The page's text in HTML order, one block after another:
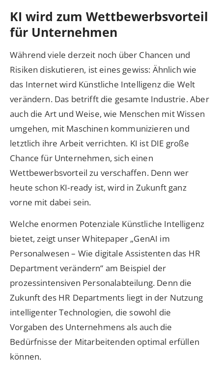
KI wird zum Wettbewerbsvorteil
für Unternehmen
Während viele derzeit noch über Chancen und
Risiken diskutieren, ist eines gewiss: Ähnlich wie
das Internet wird Künstliche Intelligenz die Welt
verändern. Das betrifft die gesamte Industrie. Aber
auch die Art und Weise, wie Menschen mit Wissen
umgehen, mit Maschinen kommunizieren und
letztlich ihre Arbeit verrichten. KI ist DIE große
Chance für Unternehmen, sich einen
Wettbewerbsvorteil zu verschaffen. Denn wer
heute schon KI-ready ist, wird in Zukunft ganz
vorne mit dabei sein.
Welche enormen Potenziale Künstliche Intelligenz
bietet, zeigt unser Whitepaper „GenAI im
Personalwesen – Wie digitale Assistenten das HR
Department verändern“ am Beispiel der
prozessintensiven Personalabteilung. Denn die
Zukunft des HR Departments liegt in der Nutzung
intelligenter Technologien, die sowohl die
Vorgaben des Unternehmens als auch die
Bedürfnisse der Mitarbeitenden optimal erfüllen
können.